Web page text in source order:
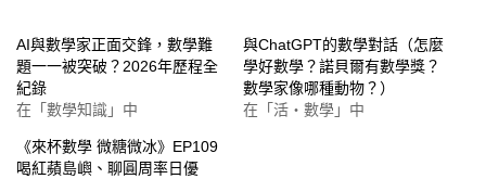
AI與數學家正面交鋒，數學難
題一一被突破？2026年歷程全
紀錄
在「數學知識」中
與ChatGPT的數學對話（怎麼
學好數學？諾貝爾有數學獎？
數學家像哪種動物？）
在「活‧數學」中
《來杯數學 微糖微冰》EP109
喝紅蘋島嶼、聊圓周率日優